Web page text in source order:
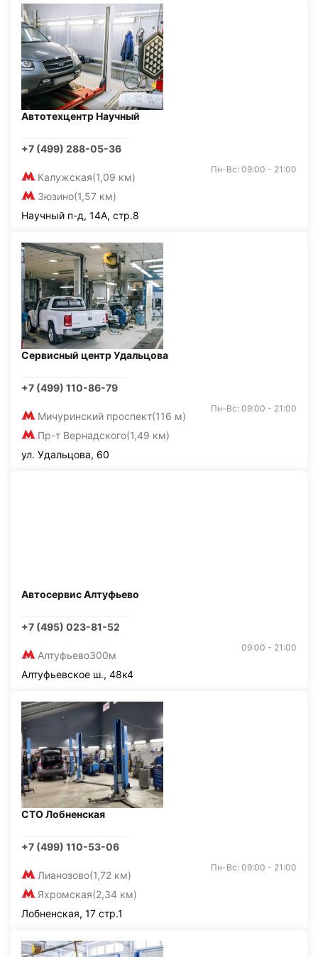
Автотехцентр Научный
+7 (499) 288-05-36
Калужская(1,09 км)
Зюзино(1,57 км)
Пн-Вс: 09:00 - 21:00
Научный п-д, 14А, стр.8
Сервисный центр Удальцова
+7 (499) 110-86-79
Мичуринский проспект(116 м)
Пр-т Вернадского(1,49 км)
Пн-Вс: 09:00 - 21:00
ул. Удальцова, 60
Автосервис Алтуфьево
+7 (495) 023-81-52
Алтуфьево300м
09:00 - 21:00
Алтуфьевское ш., 48к4
СТО Лобненская
+7 (499) 110-53-06
Лианозово(1,72 км)
Яхромская(2,34 км)
Пн-Вс: 09:00 - 21:00
Лобненская, 17 стр.1